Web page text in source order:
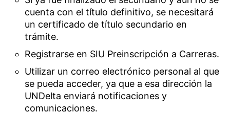
cuenta con el título definitivo, se necesitará
un certificado de título secundario en
trámite.
Registrarse en SIU Preinscripción a Carreras.
Utilizar un correo electrónico personal al que
se pueda acceder, ya que a esa dirección la
UNDelta enviará notificaciones y
comunicaciones.